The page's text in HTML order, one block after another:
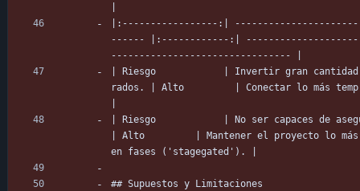
|:-----------------:|
------ |:------------:|
-------------------------------- |
| Riesgo            | Invertir gran cantidad
rados. | Alto         | Conectar lo más
| Riesgo            | No ser capaces de
| Alto         | Mantener el proyecto lo más
en fases ('stagegated'). |
## Supuestos y Limitaciones